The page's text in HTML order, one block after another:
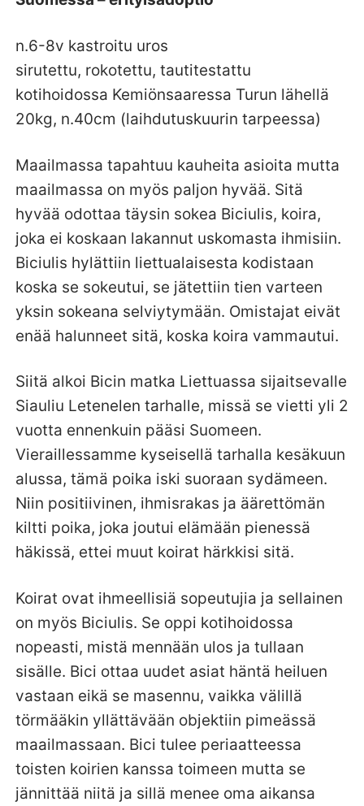
n.6-8v kastroitu uros
sirutettu, rokotettu, tautitestattu
kotihoidossa Kemiönsaaressa Turun lähellä
20kg, n.40cm (laihdutuskuurin tarpeessa)
Maailmassa tapahtuu kauheita asioita mutta
maailmassa on myös paljon hyvää. Sitä
hyvää odottaa täysin sokea Biciulis, koira,
joka ei koskaan lakannut uskomasta ihmisiin.
Biciulis hylättiin liettualaisesta kodistaan
koska se sokeutui, se jätettiin tien varteen
yksin sokeana selviytymään. Omistajat eivät
enää halunneet sitä, koska koira vammautui.
Siitä alkoi Bicin matka Liettuassa sijaitsevalle
Siauliu Letenelen tarhalle, missä se vietti yli 2
vuotta ennenkuin pääsi Suomeen.
Vieraillessamme kyseisellä tarhalla kesäkuun
alussa, tämä poika iski suoraan sydämeen.
Niin positiivinen, ihmisrakas ja äärettömän
kiltti poika, joka joutui elämään pienessä
häkissä, ettei muut koirat härkkisi sitä.
Koirat ovat ihmeellisiä sopeutujia ja sellainen
on myös Biciulis. Se oppi kotihoidossa
nopeasti, mistä mennään ulos ja tullaan
sisälle. Bici ottaa uudet asiat häntä heiluen
vastaan eikä se masennu, vaikka välillä
törmääkin yllättävään objektiin pimeässä
maailmassaan. Bici tulee periaatteessa
toisten koirien kanssa toimeen mutta se
jännittää niitä ja sillä menee oma aikansa